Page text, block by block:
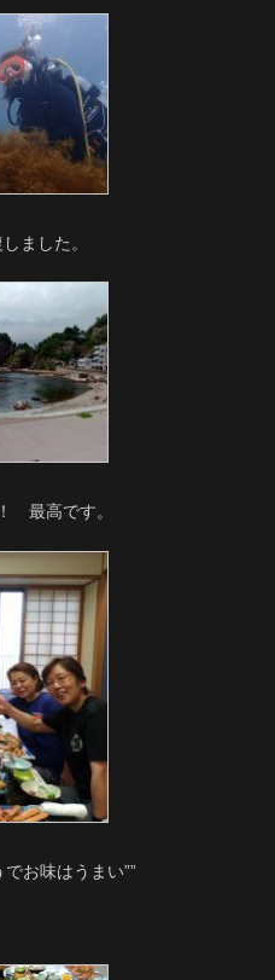
ました。
最高です。
お味はうまい””